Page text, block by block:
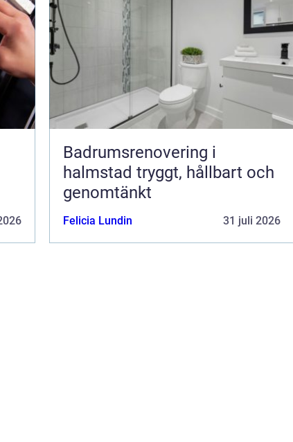
Badrumsrenovering i
halmstad tryggt, hållbart och
genomtänkt
Felicia Lundin 31 juli 2026